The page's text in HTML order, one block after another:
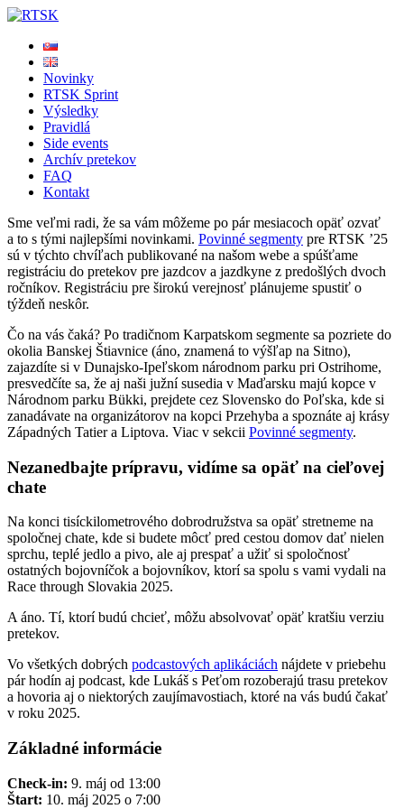
Novinky
RTSK Sprint
Výsledky
Pravidlá
Side events
Archív pretekov
FAQ
Kontakt
Sme veľmi radi, že sa vám môžeme po pár mesiacoch opäť ozvať
a to s tými najlepšími novinkami. Povinné segmenty pre RTSK ’25
sú v týchto chvíľach publikované na našom webe a spúšťame
registráciu do pretekov pre jazdcov a jazdkyne z predošlých dvoch
ročníkov. Registráciu pre širokú verejnosť plánujeme spustiť o
týždeň neskôr.
Čo na vás čaká? Po tradičnom Karpatskom segmente sa pozriete do
okolia Banskej Štiavnice (áno, znamená to výšľap na Sitno),
zajazdíte si v Dunajsko-Ipeľskom národnom parku pri Ostrihome,
presvedčíte sa, že aj naši južní susedia v Maďarsku majú kopce v
Národnom parku Bükki, prejdete cez Slovensko do Poľska, kde si
zanadávate na organizátorov na kopci Przehyba a spoznáte aj krásy
Západných Tatier a Liptova. Viac v sekcii Povinné segmenty.
Nezanedbajte prípravu, vidíme sa opäť na cieľovej
chate
Na konci tisíckilometrového dobrodružstva sa opäť stretneme na
spoločnej chate, kde si budete môcť pred cestou domov dať nielen
sprchu, teplé jedlo a pivo, ale aj prespať a užiť si spoločnosť
ostatných bojovníčok a bojovníkov, ktorí sa spolu s vami vydali na
Race through Slovakia 2025.
A áno. Tí, ktorí budú chcieť, môžu absolvovať opäť kratšiu verziu
pretekov.
Vo všetkých dobrých podcastových aplikáciách nájdete v priebehu
pár hodín aj podcast, kde Lukáš s Peťom rozoberajú trasu pretekov
a hovoria aj o niektorých zaujímavostiach, ktoré na vás budú čakať
v roku 2025.
Základné informácie
Check-in: 9. máj od 13:00
Štart: 10. máj 2025 o 7:00